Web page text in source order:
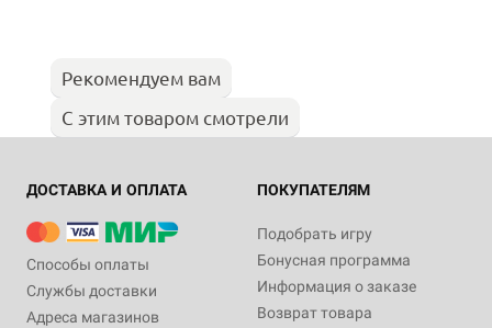
Рекомендуем вам
С этим товаром смотрели
ДОСТАВКА И ОПЛАТА
Способы оплаты
Службы доставки
Адреса магазинов
ПОКУПАТЕЛЯМ
Подобрать игру
Бонусная программа
Информация о заказе
Возврат товара